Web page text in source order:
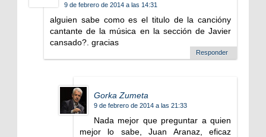
9 de febrero de 2014 a las 14:31
alguien sabe como es el titulo de la cancióny
cantante de la música en la sección de Javier
cansado?. gracias
Responder
Gorka Zumeta
9 de febrero de 2014 a las 21:33
Nada mejor que preguntar a quien
mejor lo sabe, Juan Aranaz, eficaz